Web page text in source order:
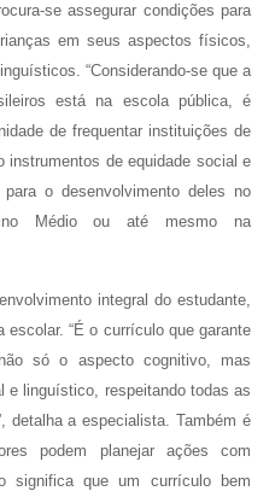
se assegurar condições para
em seus aspectos físicos,
“Considerando-se que a
está na escola pública, é
de frequentar instituições de
instrumentos de equidade social e
o desenvolvimento deles no
Médio ou até mesmo na
integral do estudante,
“É o currículo que garante
só o aspecto cognitivo, mas
e linguístico, respeitando todas as
detalha a especialista. Também é
podem planejar ações com
significa que um currículo bem